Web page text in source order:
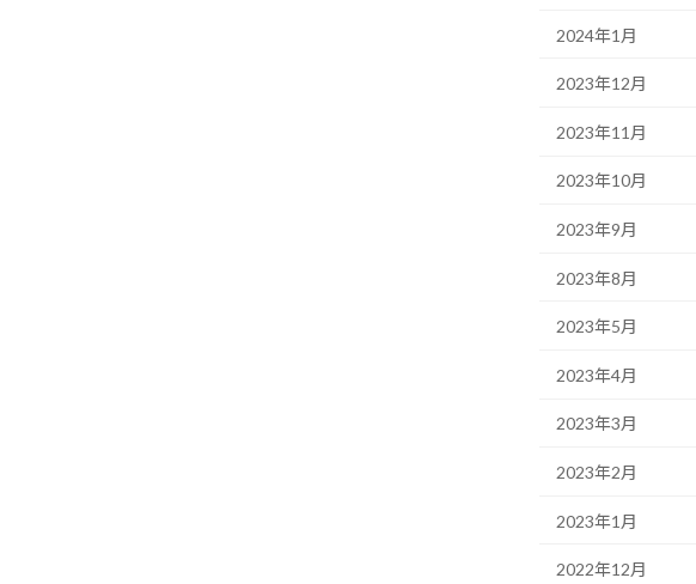
2024年1月
2023年12月
2023年11月
2023年10月
2023年9月
2023年8月
2023年5月
2023年4月
2023年3月
2023年2月
2023年1月
2022年12月